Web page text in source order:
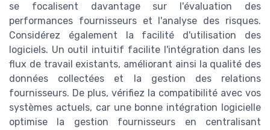
se focalisent davantage sur l'évaluation des
performances fournisseurs et l'analyse des risques.
Considérez également la facilité d'utilisation des
logiciels. Un outil intuitif facilite l'intégration dans les
flux de travail existants, améliorant ainsi la qualité des
données collectées et la gestion des relations
fournisseurs. De plus, vérifiez la compatibilité avec vos
systèmes actuels, car une bonne intégration logicielle
optimise la gestion fournisseurs en centralisant